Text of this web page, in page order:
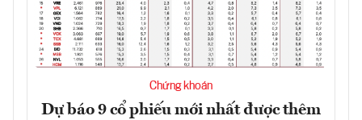
Chứng khoán
Dự báo 9 cổ phiếu mới nhất được thêm